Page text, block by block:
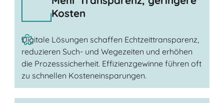
Kosten
Digitale Lösungen schaffen Echtzeittransparenz,
reduzieren Such- und Wegezeiten und erhöhen
die Prozesssicherheit. Effizienzgewinne führen oft
zu schnellen Kosteneinsparungen.